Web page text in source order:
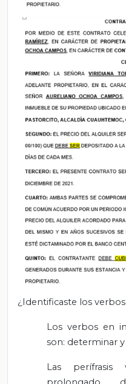
¿Identificaste los
Los verbos en
son: determinar
Las perífrasis